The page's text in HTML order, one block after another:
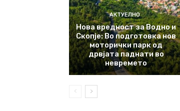
АКТУЕЛНО
Нова вредност за Водно и
Скопје: Во подготовка нов
моторички парк од
дрвјата паднати во
невремето